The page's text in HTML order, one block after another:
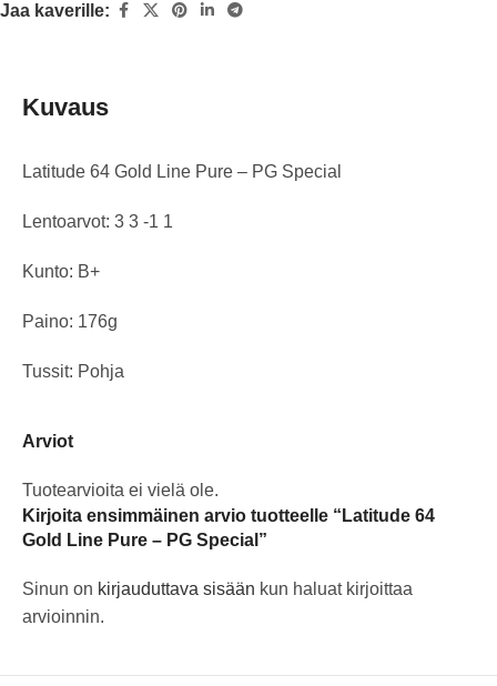
Jaa kaverille:
Kuvaus
Latitude 64 Gold Line Pure – PG Special
Lentoarvot: 3 3 -1 1
Kunto: B+
Paino: 176g
Tussit: Pohja
Arviot
Tuotearvioita ei vielä ole.
Kirjoita ensimmäinen arvio tuotteelle “Latitude 64
Gold Line Pure – PG Special”
Sinun on kirjauduttava sisään kun haluat kirjoittaa
arvioinnin.